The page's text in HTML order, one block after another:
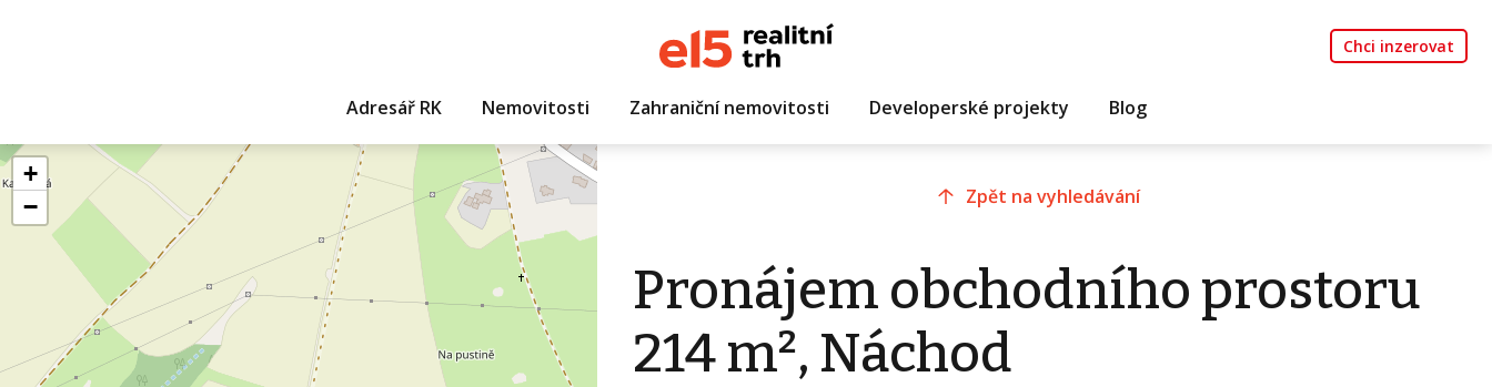
Chci inzerovat
Adresář RK Nemovitosti Zahraniční nemovitosti Developerské projekty Blog
+
−
Zpět na vyhledávání
Pronájem obchodního prostoru
214 m², Náchod